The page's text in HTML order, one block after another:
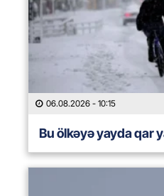
06.08.2026 - 10:15
Bu ölkəyə yayda qar